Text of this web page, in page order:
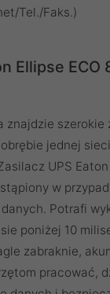
Tel./Faks.)
Ellipse ECO
znajdzie szerokie
jednej
UPS
w
Potrafi
poniżej 10
zabraknie,
pracować,